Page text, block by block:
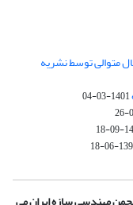
متوالی توسط نشریه
1401-03-04
1399-